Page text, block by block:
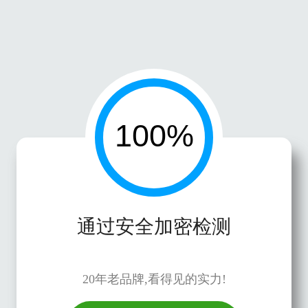
通过安全加密检测
20年老品牌,看得见的实力!